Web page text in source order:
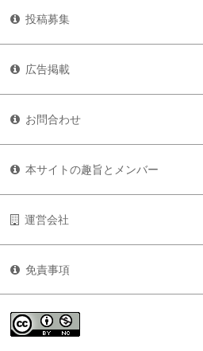
投稿募集
広告掲載
お問合わせ
本サイトの趣旨とメンバー
運営会社
免責事項